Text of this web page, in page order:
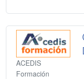
ACEDIS
Formación